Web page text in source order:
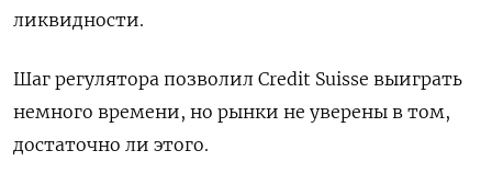
ликвидности.
Шаг регулятора позволил Credit Suisse выиграть
немного времени, но рынки не уверены в том,
достаточно ли этого.